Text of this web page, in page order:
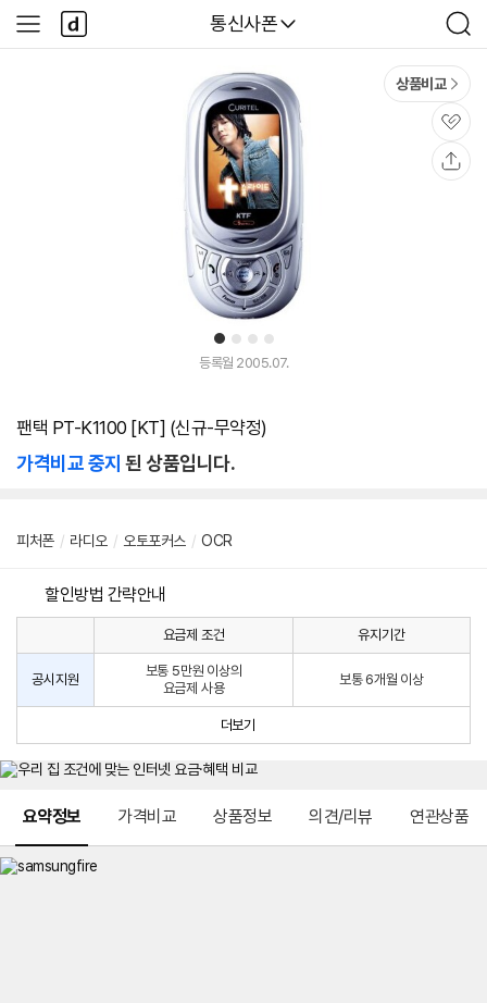
다나와
통신사폰
검
색
사
이
다
나
와
1 2 3 4
상품비교
관
심
등록월 2005.07.
팬택 PT-K1100 [KT] (신규-무약정)
가격비교 중지 된 상품입니다.
피처폰 / 라디오 / 오토포커스 / OCR
할인방법 간략안내
원
선
택
약
정
사
인
법
요금제 조건 유지기간
공시지원
보통 5만원 이상의
요금제 사용
보통 6개월 이상
더보기
요약정보 가격비교 상품정보 의견/리뷰 연관상품